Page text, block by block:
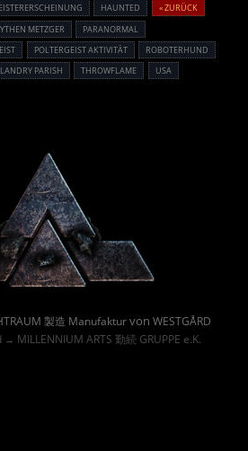
HAUNTED
« ZURÜCK
METZGER
PARANORMAL
POLTERGEIST AKTIVITÄT
ROBOTERHUND
PARISH THROWFLAME USA
製造 Manufakturvon WESTGÅRD
→ MILLENNIUM ARTS 勤続 GRUPPE e.K.
Powered By :